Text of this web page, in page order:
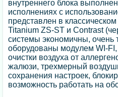
внутреннего блока
исполнениях с
представлен в
Titanium ZS-ST и Contrast
системы экономичны, очень
оборудованы модулем WI-
очистки воздуха от
жалюзи, трехмерный
сохранения настроек,
возможность работать на